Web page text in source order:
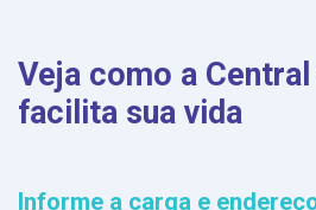
Veja como a
facilita sua vida
Informe a carga e